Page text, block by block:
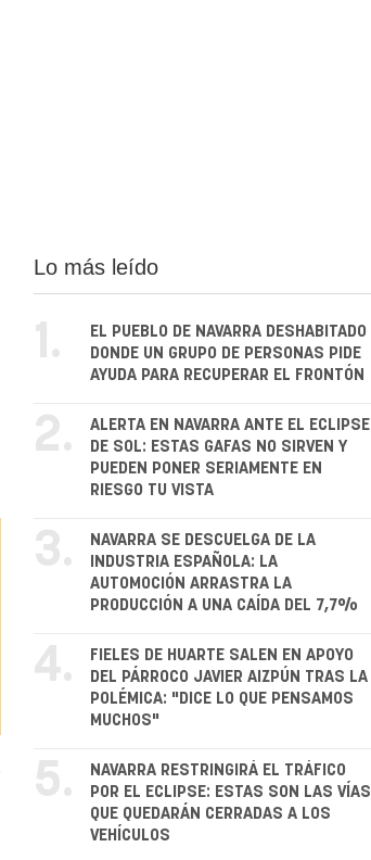
Lo más leído
1.
EL PUEBLO DE NAVARRA DESHABITADO
DONDE UN GRUPO DE PERSONAS PIDE
AYUDA PARA RECUPERAR EL FRONTÓN
2.
ALERTA EN NAVARRA ANTE EL ECLIPSE
DE SOL: ESTAS GAFAS NO SIRVEN Y
PUEDEN PONER SERIAMENTE EN
RIESGO TU VISTA
3.
NAVARRA SE DESCUELGA DE LA
INDUSTRIA ESPAÑOLA: LA
AUTOMOCIÓN ARRASTRA LA
PRODUCCIÓN A UNA CAÍDA DEL 7,7%
4.
FIELES DE HUARTE SALEN EN APOYO
DEL PÁRROCO JAVIER AIZPÚN TRAS LA
POLÉMICA: "DICE LO QUE PENSAMOS
MUCHOS"
5.
NAVARRA RESTRINGIRÁ EL TRÁFICO
POR EL ECLIPSE: ESTAS SON LAS VÍAS
QUE QUEDARÁN CERRADAS A LOS
VEHÍCULOS